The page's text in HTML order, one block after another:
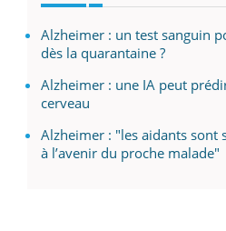
Alzheimer : un test sanguin
dès la quarantaine ?
Alzheimer : une IA peut
cerveau
Alzheimer : "les aidants sont
à l’avenir du proche malade"